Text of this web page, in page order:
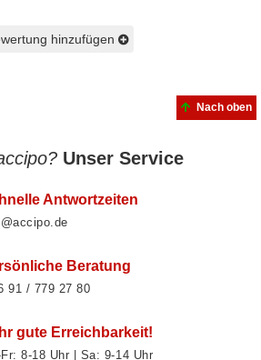
hinzufügen
Nach oben
Unser Service
Antwortzeiten
Beratung
91 / 779 27 80
gute Erreichbarkeit!
Fr: 8‑18 Uhr | Sa: 9‑14 Uhr